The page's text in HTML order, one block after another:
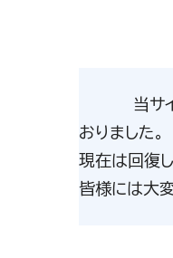
当サ
おりました。
現在は回復し
皆様には大